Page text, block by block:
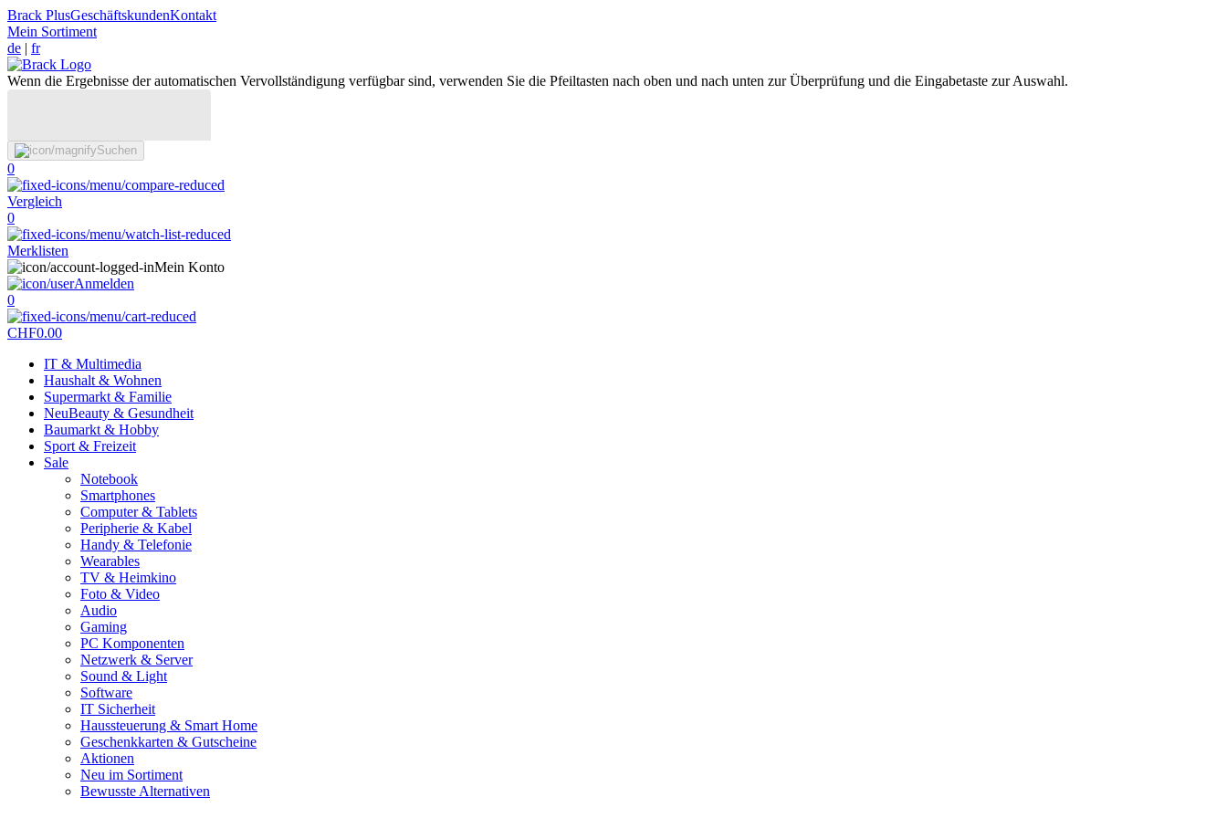
Brack PlusGeschäftskundenKontakt
Mein Sortiment
de | fr
Wenn die Ergebnisse der automatischen Vervollständigung verfügbar sind, verwenden Sie die Pfeiltasten nach oben und nach unten zur Überprüfung und die Eingabetaste zur Auswahl.
Suchen
0
Vergleich
0
Merklisten
Mein Konto
Anmelden
0
CHF0.00
IT & Multimedia
Haushalt & Wohnen
Supermarkt & Familie
NeuBeauty & Gesundheit
Baumarkt & Hobby
Sport & Freizeit
Sale
Notebook
Smartphones
Computer & Tablets
Peripherie & Kabel
Handy & Telefonie
Wearables
TV & Heimkino
Foto & Video
Audio
Gaming
PC Komponenten
Netzwerk & Server
Sound & Light
Software
IT Sicherheit
Haussteuerung & Smart Home
Geschenkkarten & Gutscheine
Aktionen
Neu im Sortiment
Bewusste Alternativen